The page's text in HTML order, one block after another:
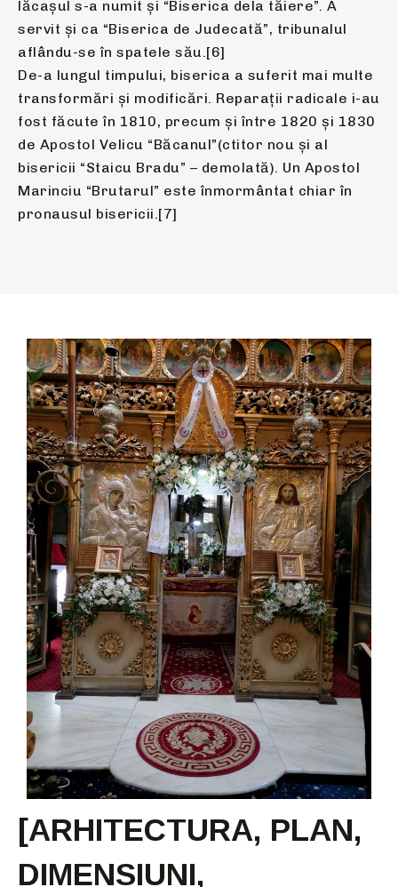
lăcașul s-a numit și “Biserica dela tăiere”. A
servit și ca “Biserica de Judecată”, tribunalul
aflându-se în spatele său.[6]
De-a lungul timpului, biserica a suferit mai multe
transformări și modificări. Reparații radicale i-au
fost făcute în 1810, precum și între 1820 și 1830
de Apostol Velicu “Băcanul”(ctitor nou și al
bisericii “Staicu Bradu” – demolată). Un Apostol
Marinciu “Brutarul” este înmormântat chiar în
pronausul bisericii.[7]
[ARHITECTURA, PLAN,
DIMENSIUNI,